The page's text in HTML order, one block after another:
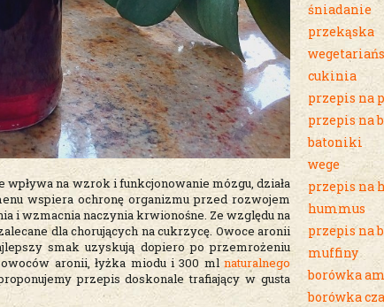
na wzrok i funkcjonowanie mózgu, działa
wspiera ochronę organizmu przed rozwojem
i wzmacnia naczynia krwionośne. Ze względu na
dla chorujących na cukrzycę. Owoce aronii
smak uzyskują dopiero po przemrożeniu
owoców aronii, łyżka miodu i 300 mlnaturalnego
przepis doskonale trafiający w gusta
śniadanie
przekąska
cukinia
przepis na
przepis na
batoniki
wege
przepis na
hummus
przepis na
muffiny
borówka
borówka